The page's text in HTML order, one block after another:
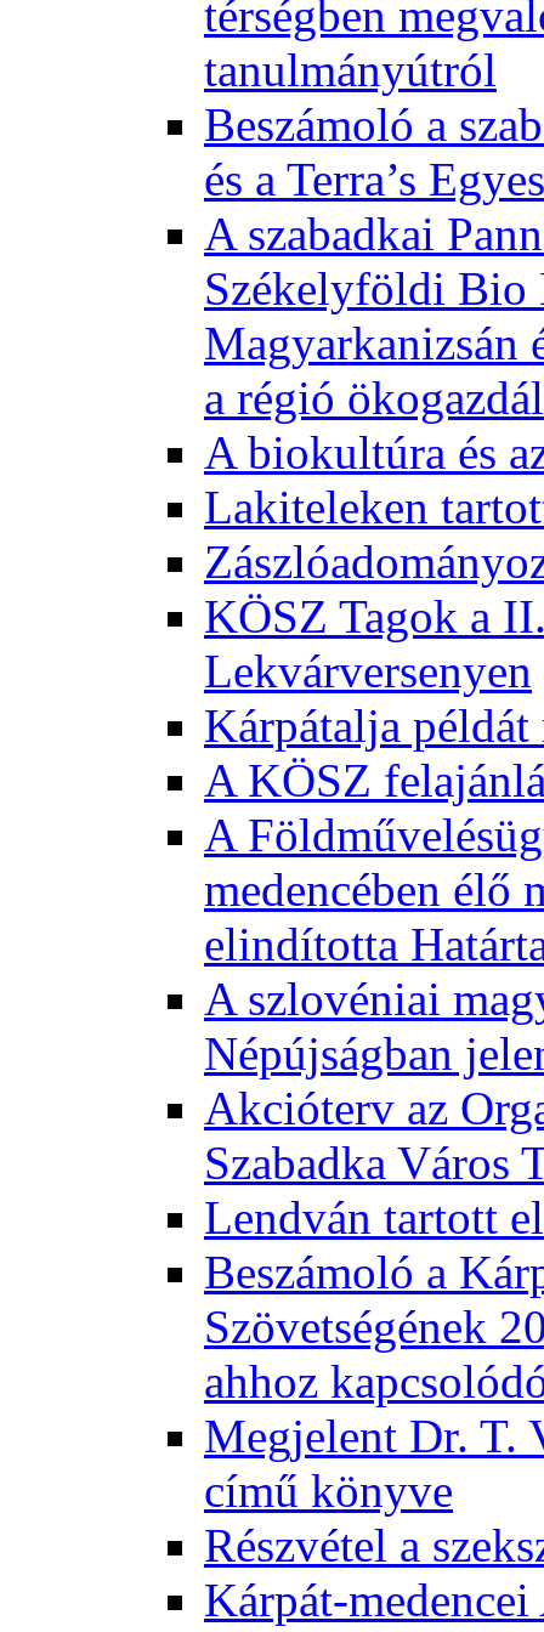
térségben
tanulmányútról
Beszámoló a
és a Terra’s
A szabadkai
Székelyföldi Bio
Magyarkanizsán
a régió
A biokultúra és
Lakiteleken
KÖSZ Tagok a
Lekvárversenyen
Kárpátalja példát
A KÖSZ
A
medencében élő
elindította
A szlovéniai
Népújságban
Akcióterv az
Szabadka Város
Lendván tartott
Beszámoló a
Szövetségének
ahhoz
Megjelent Dr. T.
című könyve
Részvétel a
Kárpát-